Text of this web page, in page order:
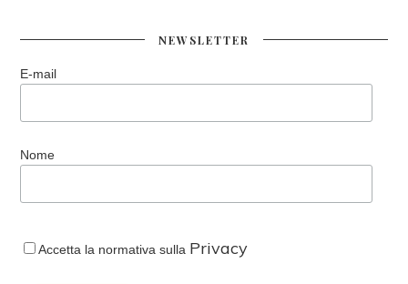
NEWSLETTER
E-mail
Nome
Accetta la normativa sulla Privacy